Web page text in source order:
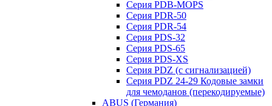
Серия PDB-MOPS
Серия PDR-50
Серия PDR-54
Серия PDS-32
Серия PDS-65
Серия PDS-XS
Серия PDZ (с сигнализацией)
Серия PDZ 24-29 Кодовые замки
для чемоданов (перекодируемые)
ABUS (Германия)